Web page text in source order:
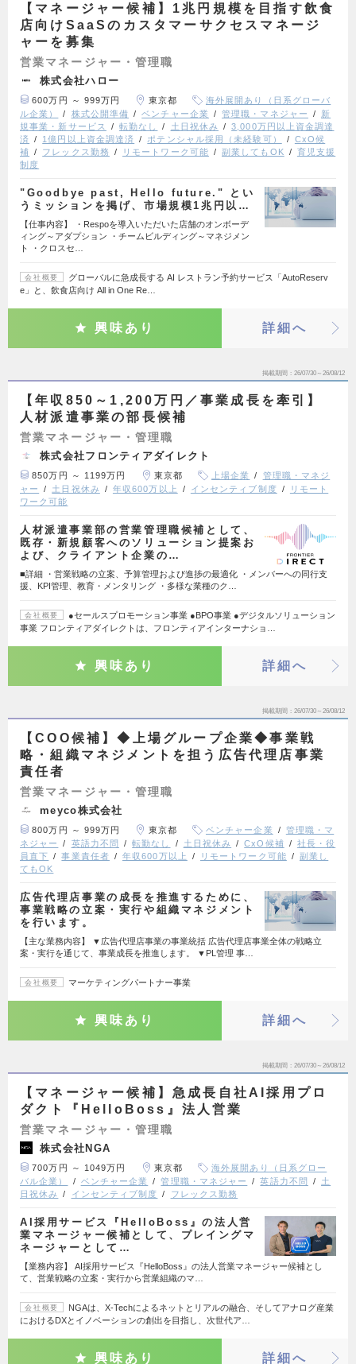
【マネージャー候補】1兆円規模を目指す飲食
店向けSaaSのカスタマーサクセスマネージ
ャーを募集
営業マネージャー・管理職
株式会社ハロー
600万円 ～ 999万円 東京都
海外展開あり（日系グローバ
ル企業）
株式公開準備 ベンチャー企業 管理職・マネジャー
新
規事業・新サービス
転勤なし 土日祝休み
3,000万円以上資金調達
済
1億円以上資金調達済 ポテンシャル採用（未経験可）
CxO候
補
フレックス勤務 リモートワーク可能 副業してもOK
育児支援
制度
"Goodbye past, Hello future." とい
うミッションを掲げ、市場規模1兆円以…
【仕事内容】 ・Respoを導入いただいた店舗のオンボーデ
ィング～アダプション ・チームビルディング～マネジメン
ト ・クロスセ…
会社概要
グローバルに急成長する AI レストラン予約サービス「AutoReserv
e」と、飲食店向け All in One Re…
興味あり 詳細へ
掲載期間 26/07/30～26/08/12
【年収850～1,200万円／事業成長を牽引】
人材派遣事業の部長候補
営業マネージャー・管理職
株式会社フロンティアダイレクト
850万円 ～ 1199万円 東京都 上場企業
管理職・マネジ
ャー
土日祝休み 年収600万以上 インセンティブ制度
リモート
ワーク可能
人材派遣事業部の営業管理職候補として、
既存・新規顧客へのソリューション提案お
よび、クライアント企業の…
■詳細 ・営業戦略の立案、予算管理および進捗の最適化 ・メンバーへの同行支
援、KPI管理、教育・メンタリング ・多様な業種のク…
会社概要
●セールスプロモーション事業 ●BPO事業 ●デジタルソリューション
事業 フロンティアダイレクトは、フロンティアインターナショ…
興味あり 詳細へ
掲載期間 26/07/30～26/08/12
【COO候補】◆上場グループ企業◆事業戦
略・組織マネジメントを担う広告代理店事業
責任者
営業マネージャー・管理職
meyco株式会社
800万円 ～ 999万円 東京都 ベンチャー企業
管理職・マ
ネジャー
英語力不問 転勤なし 土日祝休み CxO候補
社長・役
員直下
事業責任者 年収600万以上 リモートワーク可能
副業し
てもOK
広告代理店事業の成長を推進するために、
事業戦略の立案・実行や組織マネジメント
を行います。
【主な業務内容】 ▼広告代理店事業の事業統括 広告代理店事業全体の戦略立
案・実行を通じて、事業成長を推進します。 ▼PL管理 事…
会社概要 マーケティングパートナー事業
興味あり 詳細へ
掲載期間 26/07/30～26/08/12
【マネージャー候補】急成長自社AI採用プロ
ダクト『HelloBoss』法人営業
営業マネージャー・管理職
株式会社NGA
700万円 ～ 1049万円 東京都
海外展開あり（日系グロー
バル企業）
ベンチャー企業 管理職・マネジャー 英語力不問
土
日祝休み
インセンティブ制度 フレックス勤務
AI採用サービス『HelloBoss』の法人営
業マネージャー候補として、プレイングマ
ネージャーとして…
【業務内容】 AI採用サービス『HelloBoss』の法人営業マネージャー候補とし
て、営業戦略の立案・実行から営業組織のマ…
会社概要
NGAは、X-Techによるネットとリアルの融合、そしてアナログ産業
におけるDXとイノベーションの創出を目指し、次世代ア…
興味あり 詳細へ